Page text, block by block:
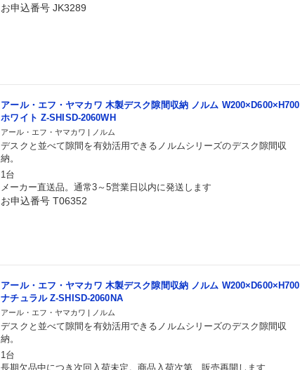
お申込番号 JK3289
アール・エフ・ヤマカワ 木製デスク隙間収納 ノルム W200×D600×H700
ホワイト Z-SHISD-2060WH
アール・エフ・ヤマカワ | ノルム
デスクと並べて隙間を有効活用できるノルムシリーズのデスク隙間収
納。
1台
メーカー直送品。通常3～5営業日以内に発送します
お申込番号 T06352
アール・エフ・ヤマカワ 木製デスク隙間収納 ノルム W200×D600×H700
ナチュラル Z-SHISD-2060NA
アール・エフ・ヤマカワ | ノルム
デスクと並べて隙間を有効活用できるノルムシリーズのデスク隙間収
納。
1台
長期欠品中につき次回入荷未定。商品入荷次第、販売再開します